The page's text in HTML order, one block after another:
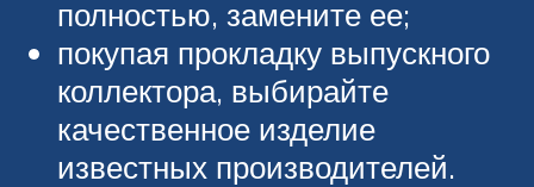
полностью, замените ее;
покупая прокладку выпускного
коллектора, выбирайте
качественное изделие
известных производителей.